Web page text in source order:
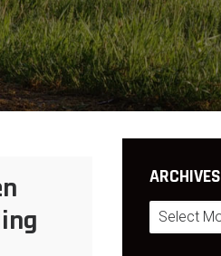
ARCHIVES
Archives